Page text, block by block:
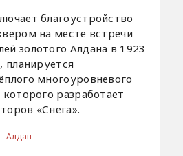
благоустройство
на месте встречи
золотого Алдана в 1923
планируется
многоуровневого
разработает
«Снега».
Алдан